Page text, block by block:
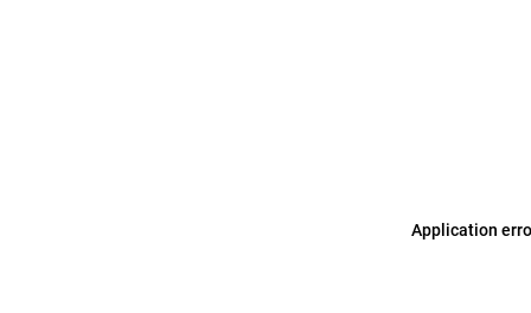
Application